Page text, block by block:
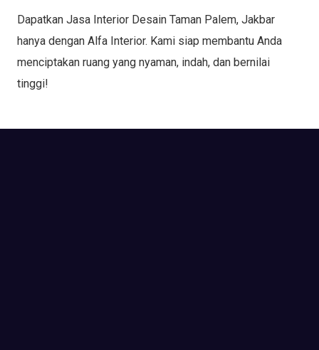
Dapatkan Jasa Interior Desain Taman Palem, Jakbar
hanya dengan Alfa Interior. Kami siap membantu Anda
menciptakan ruang yang nyaman, indah, dan bernilai
tinggi!